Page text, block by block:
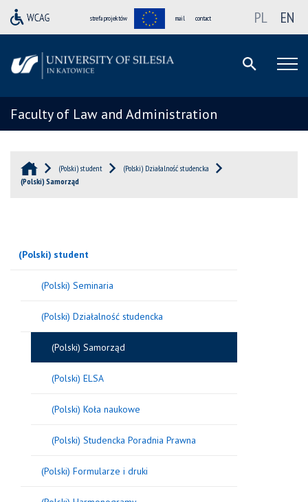
strefa projektów mail contact PL EN
Faculty of Law and Administration
(Polski) student
(Polski) Działalność studencka
(Polski) Samorząd
(Polski) student
(Polski) Seminaria
(Polski) Działalność studencka
(Polski) Samorząd
(Polski) ELSA
(Polski) Koła naukowe
(Polski) Studencka Poradnia Prawna
(Polski) Formularze i druki